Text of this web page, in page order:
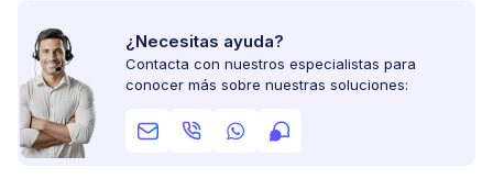
¿Necesitas ayuda?
Contacta con nuestros especialistas para
conocer más sobre nuestras soluciones: